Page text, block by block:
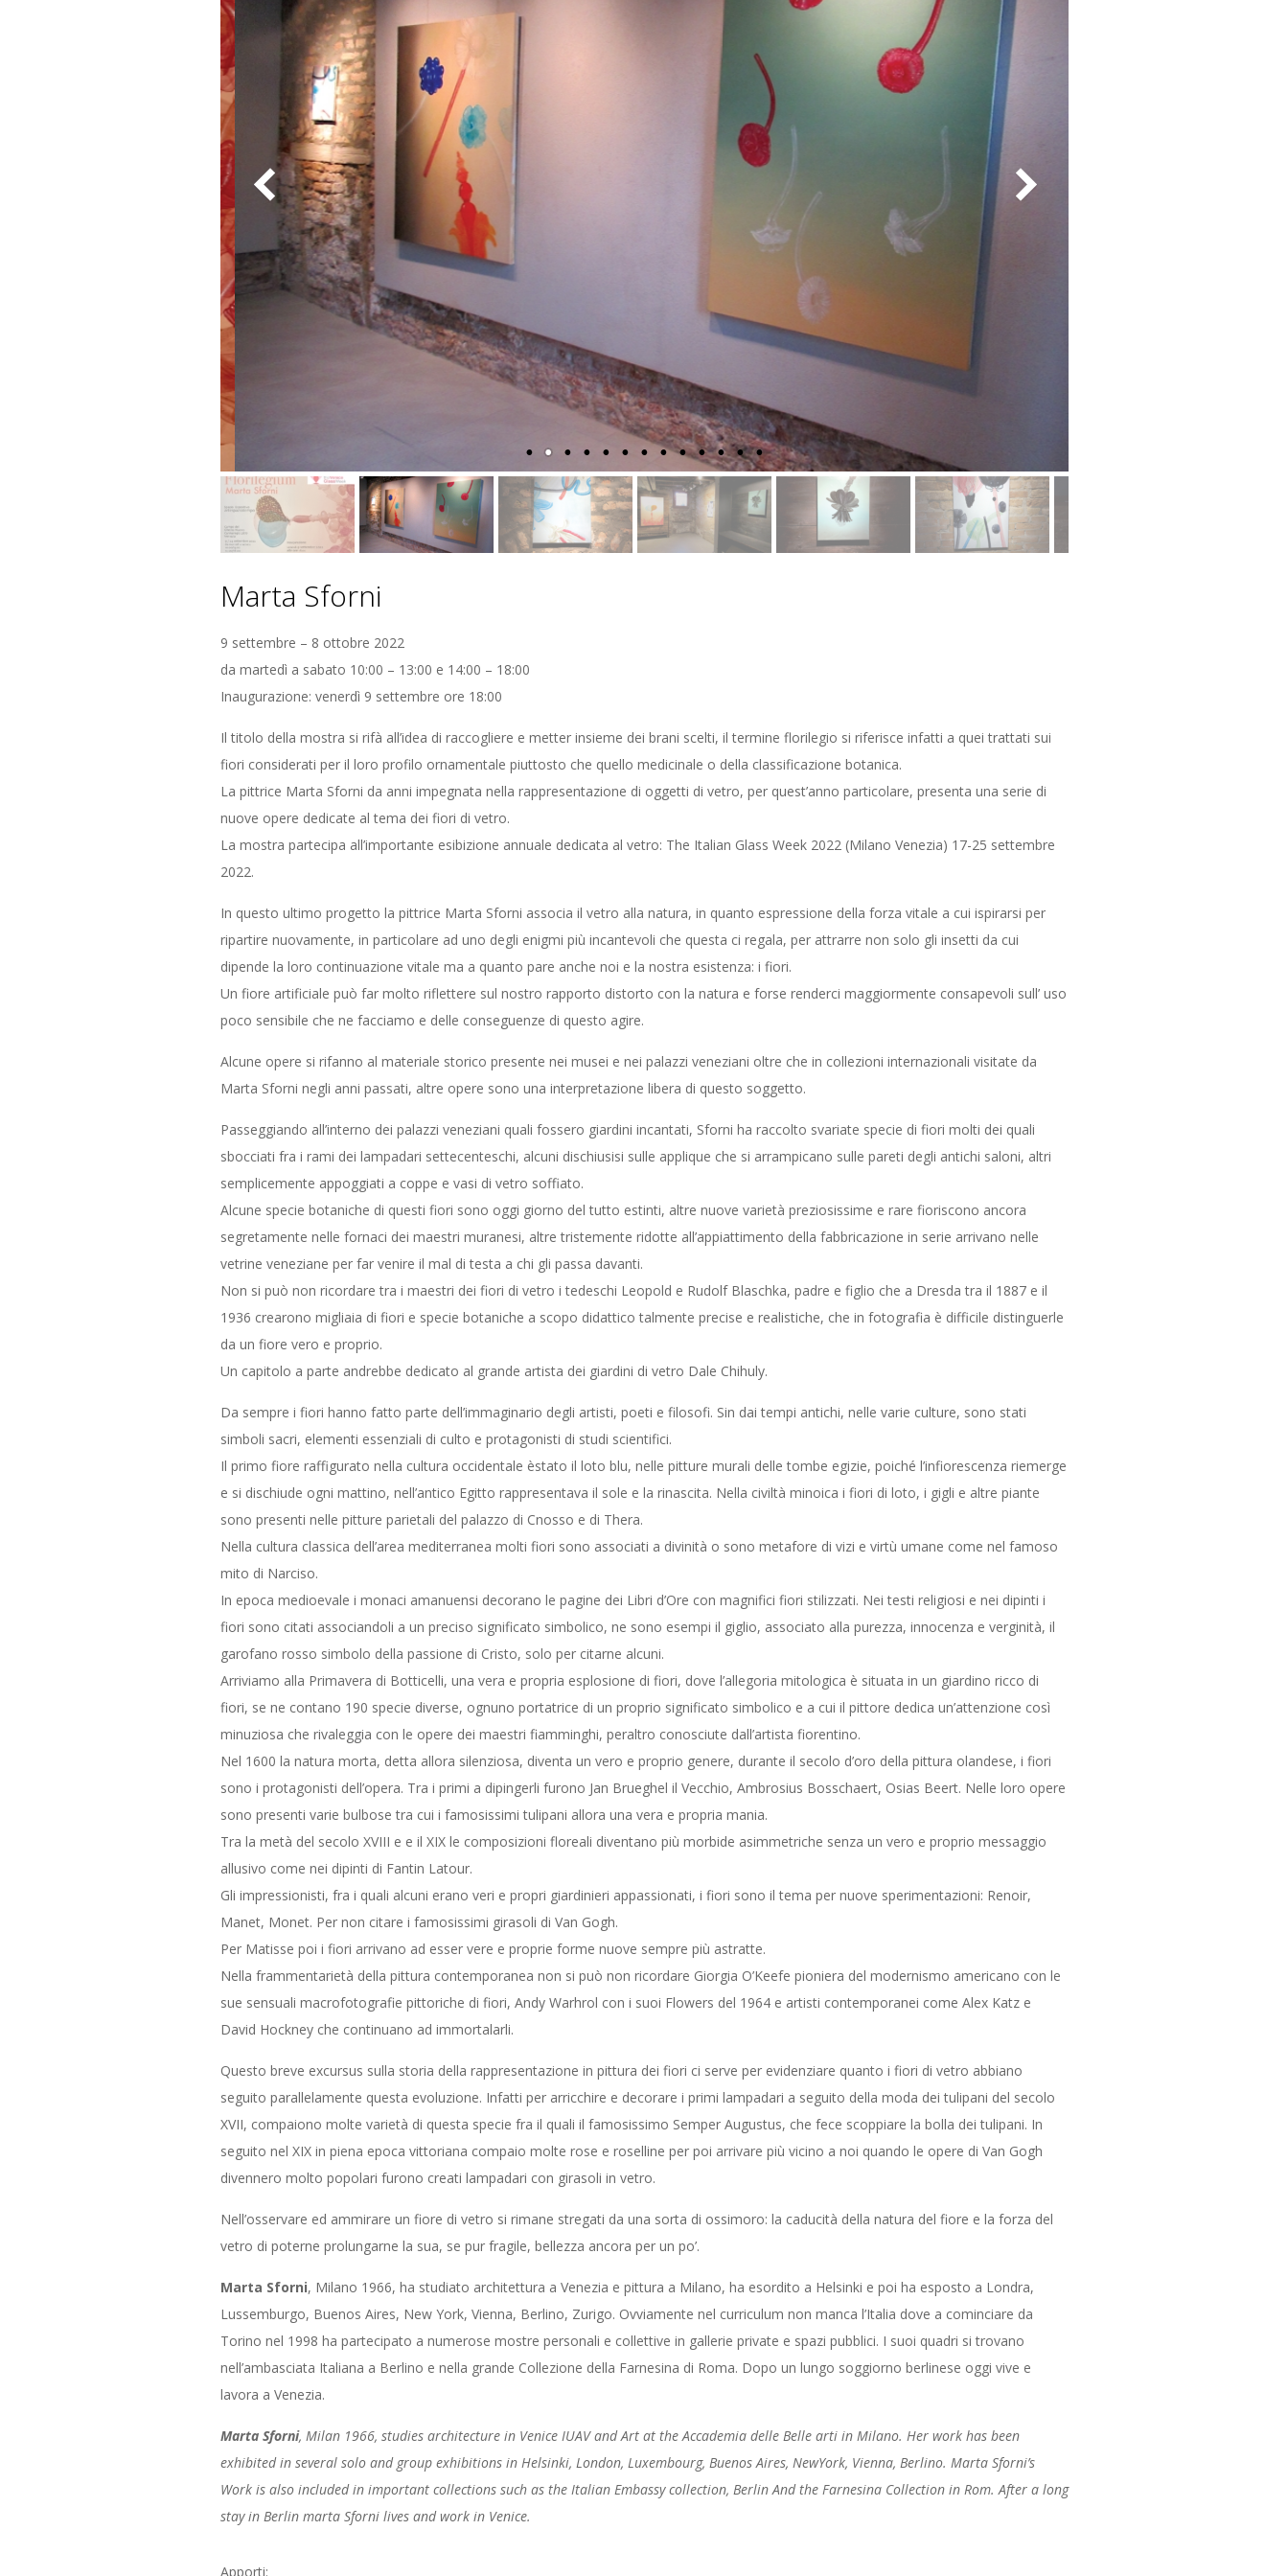
Marta Sforni
9 settembre – 8 ottobre 2022
da martedì a sabato 10:00 – 13:00 e 14:00 – 18:00
Inaugurazione: venerdì 9 settembre ore 18:00
Il titolo della mostra si rifà all’idea di raccogliere e metter insieme dei brani scelti, il termine florilegio si riferisce infatti a quei trattati sui
fiori considerati per il loro profilo ornamentale piuttosto che quello medicinale o della classificazione botanica.
La pittrice Marta Sforni da anni impegnata nella rappresentazione di oggetti di vetro, per quest’anno particolare, presenta una serie di
nuove opere dedicate al tema dei fiori di vetro.
La mostra partecipa all’importante esibizione annuale dedicata al vetro: The Italian Glass Week 2022 (Milano Venezia) 17-25 settembre
2022.
In questo ultimo progetto la pittrice Marta Sforni associa il vetro alla natura, in quanto espressione della forza vitale a cui ispirarsi per
ripartire nuovamente, in particolare ad uno degli enigmi più incantevoli che questa ci regala, per attrarre non solo gli insetti da cui
dipende la loro continuazione vitale ma a quanto pare anche noi e la nostra esistenza: i fiori.
Un fiore artificiale può far molto riflettere sul nostro rapporto distorto con la natura e forse renderci maggiormente consapevoli sull’ uso
poco sensibile che ne facciamo e delle conseguenze di questo agire.
Alcune opere si rifanno al materiale storico presente nei musei e nei palazzi veneziani oltre che in collezioni internazionali visitate da
Marta Sforni negli anni passati, altre opere sono una interpretazione libera di questo soggetto.
Passeggiando all’interno dei palazzi veneziani quali fossero giardini incantati, Sforni ha raccolto svariate specie di fiori molti dei quali
sbocciati fra i rami dei lampadari settecenteschi, alcuni dischiusisi sulle applique che si arrampicano sulle pareti degli antichi saloni, altri
semplicemente appoggiati a coppe e vasi di vetro soffiato.
Alcune specie botaniche di questi fiori sono oggi giorno del tutto estinti, altre nuove varietà preziosissime e rare fioriscono ancora
segretamente nelle fornaci dei maestri muranesi, altre tristemente ridotte all’appiattimento della fabbricazione in serie arrivano nelle
vetrine veneziane per far venire il mal di testa a chi gli passa davanti.
Non si può non ricordare tra i maestri dei fiori di vetro i tedeschi Leopold e Rudolf Blaschka, padre e figlio che a Dresda tra il 1887 e il
1936 crearono migliaia di fiori e specie botaniche a scopo didattico talmente precise e realistiche, che in fotografia è difficile distinguerle
da un fiore vero e proprio.
Un capitolo a parte andrebbe dedicato al grande artista dei giardini di vetro Dale Chihuly.
Da sempre i fiori hanno fatto parte dell’immaginario degli artisti, poeti e filosofi. Sin dai tempi antichi, nelle varie culture, sono stati
simboli sacri, elementi essenziali di culto e protagonisti di studi scientifici.
Il primo fiore raffigurato nella cultura occidentale èstato il loto blu, nelle pitture murali delle tombe egizie, poiché l’infiorescenza riemerge
e si dischiude ogni mattino, nell’antico Egitto rappresentava il sole e la rinascita. Nella civiltà minoica i fiori di loto, i gigli e altre piante
sono presenti nelle pitture parietali del palazzo di Cnosso e di Thera.
Nella cultura classica dell’area mediterranea molti fiori sono associati a divinità o sono metafore di vizi e virtù umane come nel famoso
mito di Narciso.
In epoca medioevale i monaci amanuensi decorano le pagine dei Libri d’Ore con magnifici fiori stilizzati. Nei testi religiosi e nei dipinti i
fiori sono citati associandoli a un preciso significato simbolico, ne sono esempi il giglio, associato alla purezza, innocenza e verginità, il
garofano rosso simbolo della passione di Cristo, solo per citarne alcuni.
Arriviamo alla Primavera di Botticelli, una vera e propria esplosione di fiori, dove l’allegoria mitologica è situata in un giardino ricco di
fiori, se ne contano 190 specie diverse, ognuno portatrice di un proprio significato simbolico e a cui il pittore dedica un’attenzione così
minuziosa che rivaleggia con le opere dei maestri fiamminghi, peraltro conosciute dall’artista fiorentino.
Nel 1600 la natura morta, detta allora silenziosa, diventa un vero e proprio genere, durante il secolo d’oro della pittura olandese, i fiori
sono i protagonisti dell’opera. Tra i primi a dipingerli furono Jan Brueghel il Vecchio, Ambrosius Bosschaert, Osias Beert. Nelle loro opere
sono presenti varie bulbose tra cui i famosissimi tulipani allora una vera e propria mania.
Tra la metà del secolo XVIII e e il XIX le composizioni floreali diventano più morbide asimmetriche senza un vero e proprio messaggio
allusivo come nei dipinti di Fantin Latour.
Gli impressionisti, fra i quali alcuni erano veri e propri giardinieri appassionati, i fiori sono il tema per nuove sperimentazioni: Renoir,
Manet, Monet. Per non citare i famosissimi girasoli di Van Gogh.
Per Matisse poi i fiori arrivano ad esser vere e proprie forme nuove sempre più astratte.
Nella frammentarietà della pittura contemporanea non si può non ricordare Giorgia O’Keefe pioniera del modernismo americano con le
sue sensuali macrofotografie pittoriche di fiori, Andy Warhrol con i suoi Flowers del 1964 e artisti contemporanei come Alex Katz e
David Hockney che continuano ad immortalarli.
Questo breve excursus sulla storia della rappresentazione in pittura dei fiori ci serve per evidenziare quanto i fiori di vetro abbiano
seguito parallelamente questa evoluzione. Infatti per arricchire e decorare i primi lampadari a seguito della moda dei tulipani del secolo
XVII, compaiono molte varietà di questa specie fra il quali il famosissimo Semper Augustus, che fece scoppiare la bolla dei tulipani. In
seguito nel XIX in piena epoca vittoriana compaio molte rose e roselline per poi arrivare più vicino a noi quando le opere di Van Gogh
divennero molto popolari furono creati lampadari con girasoli in vetro.
Nell’osservare ed ammirare un fiore di vetro si rimane stregati da una sorta di ossimoro: la caducità della natura del fiore e la forza del
vetro di poterne prolungarne la sua, se pur fragile, bellezza ancora per un po’.
Marta Sforni, Milano 1966, ha studiato architettura a Venezia e pittura a Milano, ha esordito a Helsinki e poi ha esposto a Londra,
Lussemburgo, Buenos Aires, New York, Vienna, Berlino, Zurigo. Ovviamente nel curriculum non manca l’Italia dove a cominciare da
Torino nel 1998 ha partecipato a numerose mostre personali e collettive in gallerie private e spazi pubblici. I suoi quadri si trovano
nell’ambasciata Italiana a Berlino e nella grande Collezione della Farnesina di Roma. Dopo un lungo soggiorno berlinese oggi vive e
lavora a Venezia.
Marta Sforni, Milan 1966, studies architecture in Venice IUAV and Art at the Accademia delle Belle arti in Milano. Her work has been
exhibited in several solo and group exhibitions in Helsinki, London, Luxembourg, Buenos Aires, NewYork, Vienna, Berlino. Marta Sforni’s
Work is also included in important collections such as the Italian Embassy collection, Berlin And the Farnesina Collection in Rom. After a long
stay in Berlin marta Sforni lives and work in Venice.
Apporti: